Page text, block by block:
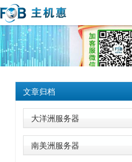
文章归档
大洋洲服务器
南美洲服务器